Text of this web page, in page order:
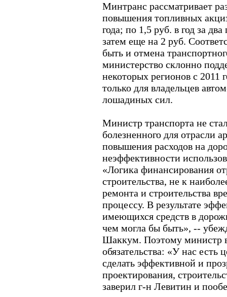
Минтранс рассматривает
повышения топливных
года; по 1,5 руб. в год за
затем еще на 2 руб.
быть и отмена
министерство склонно
некоторых регионов с 2011
только для владельцев
лошадиных сил.
Министр транспорта не
болезненного для отрасли
повышения расходов на
неэффективности
«Логика финансирования
строительства, не к
ремонта и строительства
процессу. В результате
имеющихся средств в
чем могла бы быть», --
Шаккум. Поэтому министр
обязательства: «У нас
сделать эффективной и
проектирования,
заверил г-н Левитин и